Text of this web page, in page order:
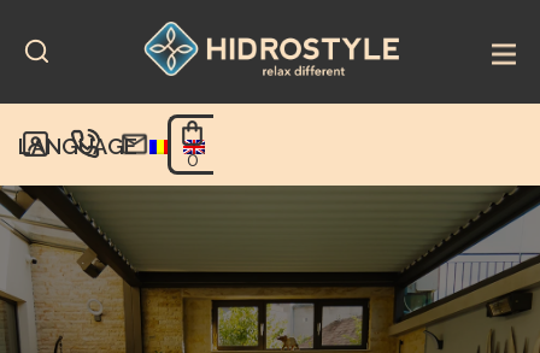
content
LANGUAGE
0